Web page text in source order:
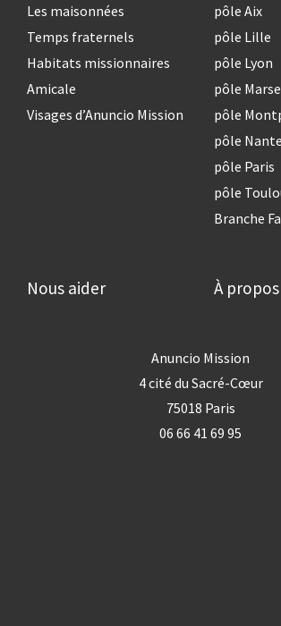
Les maisonnées
Temps fraternels
Habitats missionnaires
Amicale
Visages d’Anuncio Mission
pôle Aix
pôle Lille
pôle Lyon
pôle
pôle
pôle
pôle Paris
pôle
Branche
Nous aider À propos
Anuncio Mission
4 cité du Sacré-Cœur
75018 Paris
06 66 41 69 95